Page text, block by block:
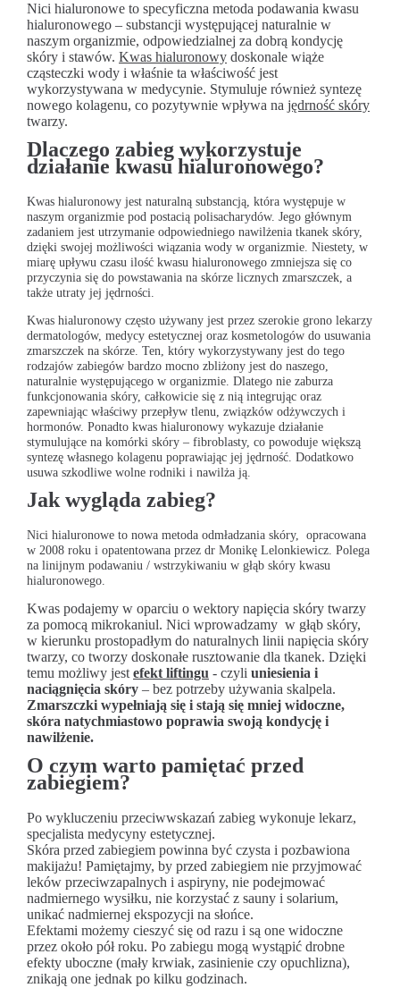
Nici hialuronowe to specyficzna metoda podawania kwasu
hialuronowego – substancji występującej naturalnie w
naszym organizmie, odpowiedzialnej za dobrą kondycję
skóry i stawów. Kwas hialuronowy doskonale wiąże
cząsteczki wody i właśnie ta właściwość jest
wykorzystywana w medycynie. Stymuluje również syntezę
nowego kolagenu, co pozytywnie wpływa na jędrność skóry
twarzy.
Dlaczego zabieg wykorzystuje
działanie kwasu hialuronowego?
Kwas hialuronowy jest naturalną substancją, która występuje w
naszym organizmie pod postacią polisacharydów. Jego głównym
zadaniem jest utrzymanie odpowiedniego nawilżenia tkanek skóry,
dzięki swojej możliwości wiązania wody w organizmie. Niestety, w
miarę upływu czasu ilość kwasu hialuronowego zmniejsza się co
przyczynia się do powstawania na skórze licznych zmarszczek, a
także utraty jej jędrności.
Kwas hialuronowy często używany jest przez szerokie grono lekarzy
dermatologów, medycy estetycznej oraz kosmetologów do usuwania
zmarszczek na skórze. Ten, który wykorzystywany jest do tego
rodzajów zabiegów bardzo mocno zbliżony jest do naszego,
naturalnie występującego w organizmie. Dlatego nie zaburza
funkcjonowania skóry, całkowicie się z nią integrując oraz
zapewniając właściwy przepływ tlenu, związków odżywczych i
hormonów. Ponadto kwas hialuronowy wykazuje działanie
stymulujące na komórki skóry – fibroblasty, co powoduje większą
syntezę własnego kolagenu poprawiając jej jędrność. Dodatkowo
usuwa szkodliwe wolne rodniki i nawilża ją.
Jak wygląda zabieg?
Nici hialuronowe to nowa metoda odmładzania skóry, opracowana
w 2008 roku i opatentowana przez dr Monikę Lelonkiewicz. Polega
na linijnym podawaniu / wstrzykiwaniu w głąb skóry kwasu
hialuronowego.
Kwas podajemy w oparciu o wektory napięcia skóry twarzy
za pomocą mikrokaniul. Nici wprowadzamy w głąb skóry,
w kierunku prostopadłym do naturalnych linii napięcia skóry
twarzy, co tworzy doskonałe rusztowanie dla tkanek. Dzięki
temu możliwy jest efekt liftingu - czyli uniesienia i
naciągnięcia skóry – bez potrzeby używania skalpela.
Zmarszczki wypełniają się i stają się mniej widoczne,
skóra natychmiastowo poprawia swoją kondycję i
nawilżenie.
O czym warto pamiętać przed
zabiegiem?
Po wykluczeniu przeciwwskazań zabieg wykonuje lekarz,
specjalista medycyny estetycznej.
Skóra przed zabiegiem powinna być czysta i pozbawiona
makijażu! Pamiętajmy, by przed zabiegiem nie przyjmować
leków przeciwzapalnych i aspiryny, nie podejmować
nadmiernego wysiłku, nie korzystać z sauny i solarium,
unikać nadmiernej ekspozycji na słońce.
Efektami możemy cieszyć się od razu i są one widoczne
przez około pół roku. Po zabiegu mogą wystąpić drobne
efekty uboczne (mały krwiak, zasinienie czy opuchlizna),
znikają one jednak po kilku godzinach.